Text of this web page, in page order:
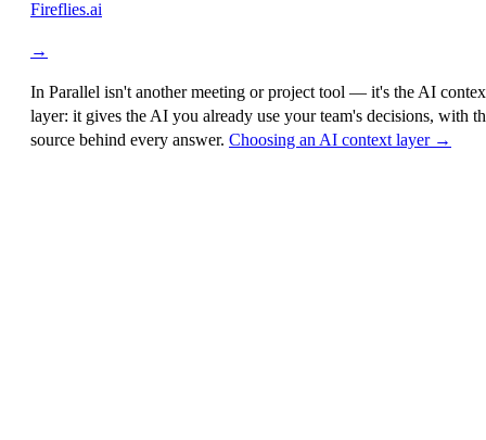
Fireflies.ai
→
In Parallel isn't another meeting or project tool — it's the AI
layer: it gives the AI you already use your team's decisions, with
source behind every answer. Choosing an AI context layer →